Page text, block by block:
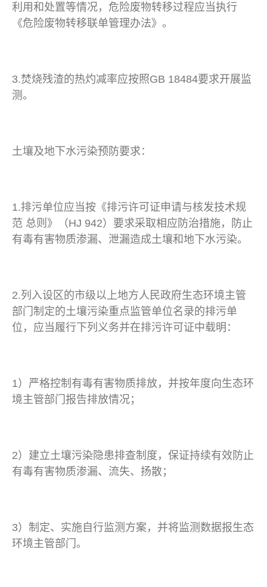
利用和处置等情况，危险废物转移过程应当执行
《危险废物转移联单管理办法》。
3.焚烧残渣的热灼减率应按照GB 18484要求开展监
测。
土壤及地下水污染预防要求：
1.排污单位应当按《排污许可证申请与核发技术规
范 总则》（HJ 942）要求采取相应防治措施，防止
有毒有害物质渗漏、泄漏造成土壤和地下水污染。
2.列入设区的市级以上地方人民政府生态环境主管
部门制定的土壤污染重点监管单位名录的排污单
位，应当履行下列义务并在排污许可证中载明：
1）严格控制有毒有害物质排放，并按年度向生态环
境主管部门报告排放情况；
2）建立土壤污染隐患排查制度，保证持续有效防止
有毒有害物质渗漏、流失、扬散；
3）制定、实施自行监测方案，并将监测数据报生态
环境主管部门。